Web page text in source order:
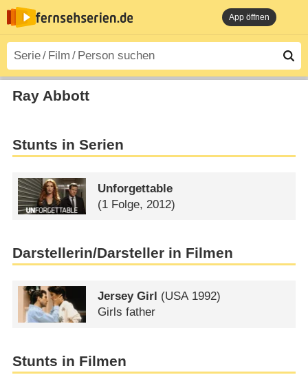
App öffnen
Ray Abbott
Stunts in Serien
Unforgettable
(1 Folge, 2012)
Darstellerin/Darsteller in Filmen
Jersey Girl (USA1992)
Girls father
Stunts in Filmen